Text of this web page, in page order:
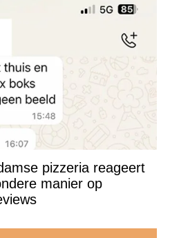
pizzeria reageert
manier op